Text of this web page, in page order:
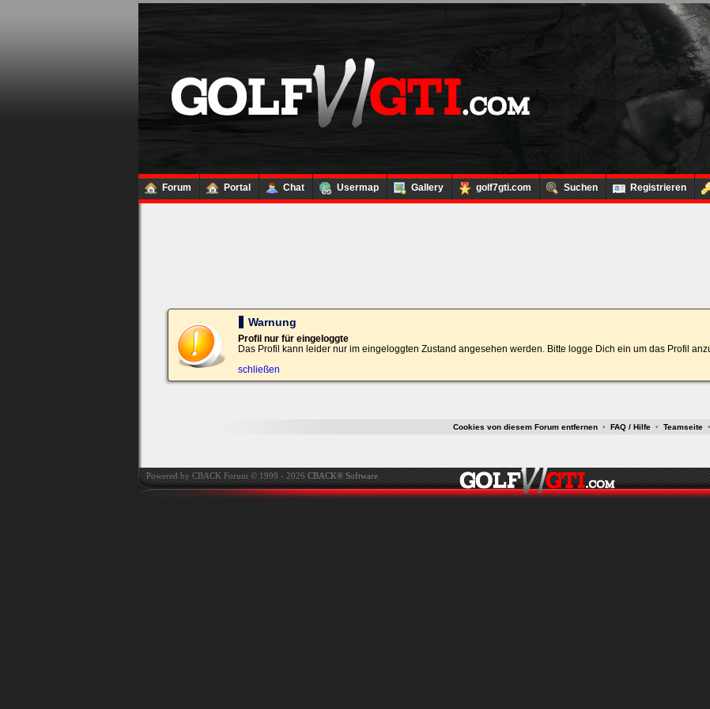
Forum Portal Chat Usermap Gallery golf7gti.com Suchen Registrieren
Loginbox
Trage
in
die
nachfolgenden
und
Kennwort
ein,
um
Bei jedem Besuch
automatisch einloggen.
Ich habe mein Passwort
vergessen|Registrieren
Warnung
Profil nur für eingeloggte
Das Profil kann leider nur im eingeloggten Zustand angesehen werden. Bitte logge Dich ein um das Profil
schließen
Cookies von diesem Forum entfernen • FAQ / Hilfe • Teamseite
Powered by CBACK Forum © 1999 - 2026CBACK® Software